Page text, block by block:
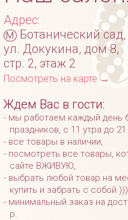
Адрес:
м Ботанический сад,
ул. Докукина, дом 8,
стр. 2, этаж 2
Посмотреть на карте →
Ждем Вас в гости:
мы работаем каждый день
праздников, с 11 утра до
все товары в наличии,
посмотреть все товары,
сайте ВЖИВУЮ,
выбрать любой товар на
купить и забрать с собой )))
минимальный заказ на
р.